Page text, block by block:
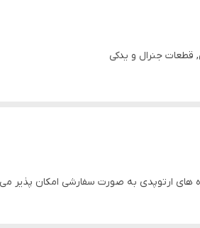
قطعات جنرال و یدکی
های ارتوپدی به صورت سفارشی امکان پذیر